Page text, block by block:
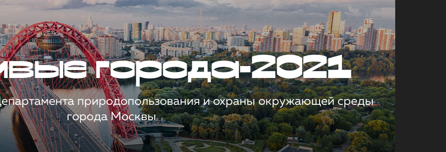
города-2021
природопользования и охраны окружающей среды
города Москвы